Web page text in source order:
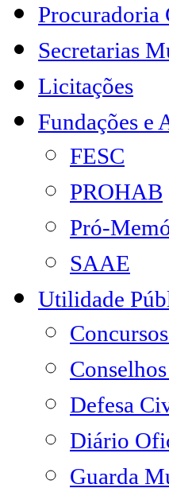
Secretarias
Licitações
Fundações e
FESC
PROHAB
Pró-
SAAE
Utilidade
Defesa
Diário
Guarda